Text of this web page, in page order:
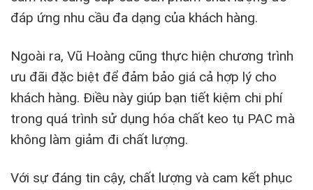
đáp ứng nhu cầu đa dạng của khách hàng.
Ngoài ra, Vũ Hoàng cũng thực hiện chương trình
ưu đãi đặc biệt để đảm bảo giá cả hợp lý cho
khách hàng. Điều này giúp bạn tiết kiệm chi phí
trong quá trình sử dụng hóa chất keo tụ PAC mà
không làm giảm đi chất lượng.
Với sự đáng tin cậy, chất lượng và cam kết phục